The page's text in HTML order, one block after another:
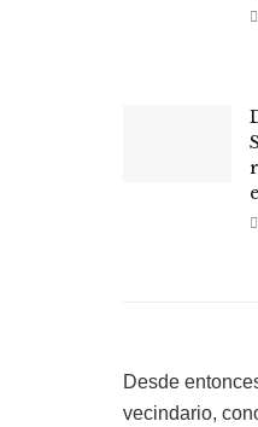
Desde
vecindario,